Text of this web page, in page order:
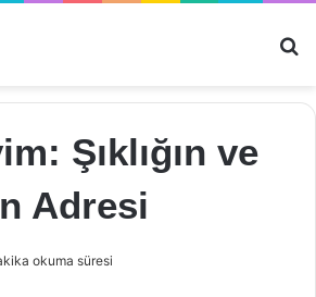
Şıklığın ve
Adresi
okuma süresi